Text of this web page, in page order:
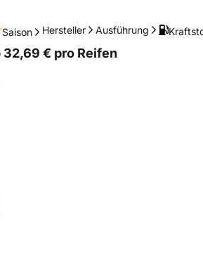
Saison Hersteller Ausführung
32,69 € pro Reifen